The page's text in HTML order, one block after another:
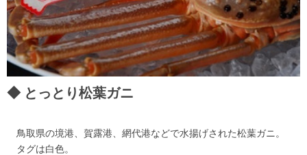
とっとり松葉ガニ
鳥取県の境港、賀露港、網代港などで水揚げされた松葉ガニ。
タグは白色。